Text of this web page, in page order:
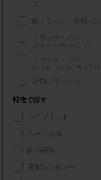
ス
軽トラック・商用バン
トラック・バン
(タウンエースバン、ライト
トラック・バン
(ハイエースバン・キャラバ
店舗オリジナル
特徴で探す
ハイブリッド
カード決済
給油可能
宅配レンタカー